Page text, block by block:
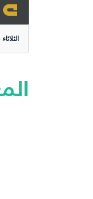
الثلاثاء